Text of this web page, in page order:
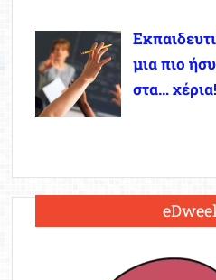
μια πιο
στα… χέρια!